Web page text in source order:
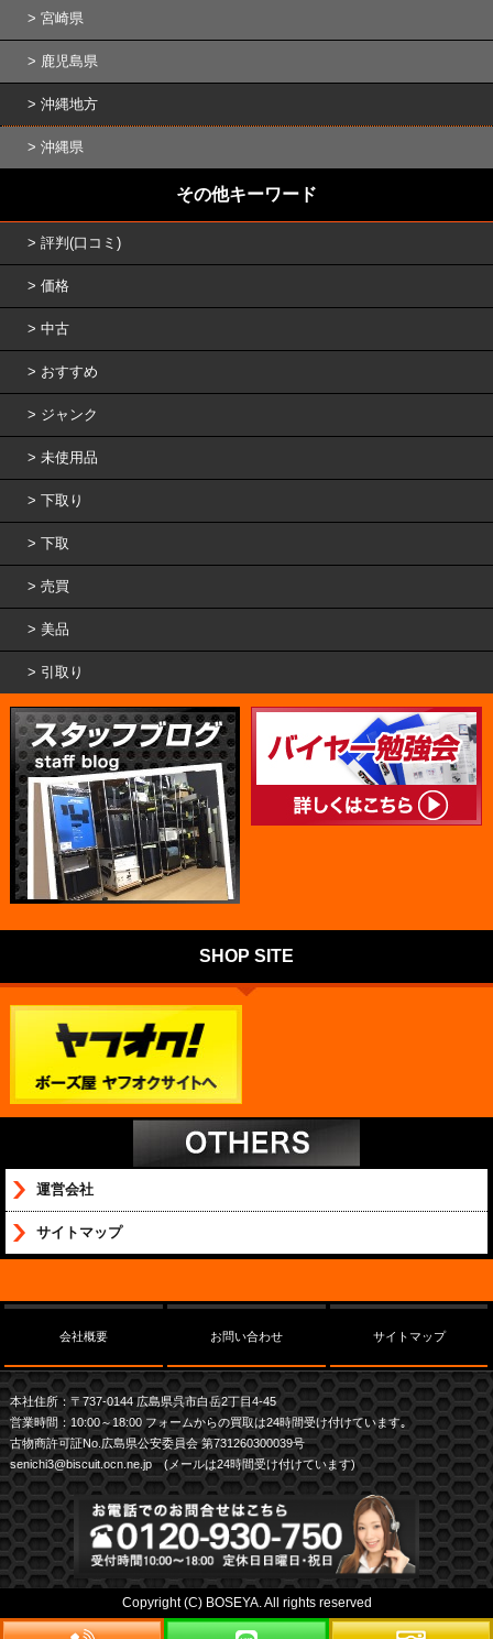
宮崎県
鹿児島県
沖縄地方
沖縄県
その他キーワード
評判(口コミ)
価格
中古
おすすめ
ジャンク
未使用品
下取り
下取
売買
美品
引取り
SHOP SITE
運営会社
サイトマップ
会社概要 お問い合わせ サイトマップ
本社住所：〒737-0144 広島県呉市白岳2丁目4-45
営業時間：10:00～18:00 フォームからの買取は24時間受け付けています｡
古物商許可証No.広島県公安委員会 第731260300039号
senichi3@biscuit.ocn.ne.jp (メールは24時間受け付けています)
Copyright (C) BOSEYA. All rights reserved